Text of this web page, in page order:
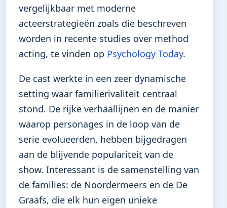
vergelijkbaar met moderne
acteerstrategieën zoals die beschreven
worden in recente studies over method
acting, te vinden op Psychology Today.
De cast werkte in een zeer dynamische
setting waar familierivaliteit centraal
stond. De rijke verhaallijnen en de manier
waarop personages in de loop van de
serie evolueerden, hebben bijgedragen
aan de blijvende populariteit van de
show. Interessant is de samenstelling van
de families: de Noordermeers en de De
Graafs, die elk hun eigen unieke